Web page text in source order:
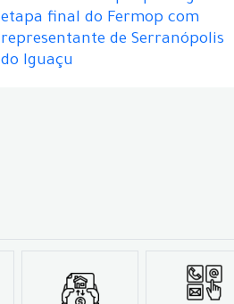
etapa final do Fermop com
representante de Serranópolis
do Iguaçu